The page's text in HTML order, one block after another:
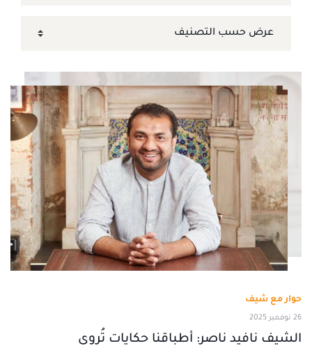
حوار مع شيف
26 نوفمبر 2025
الشيف نافيد ناصر: أطباقنا حكايات تُروى